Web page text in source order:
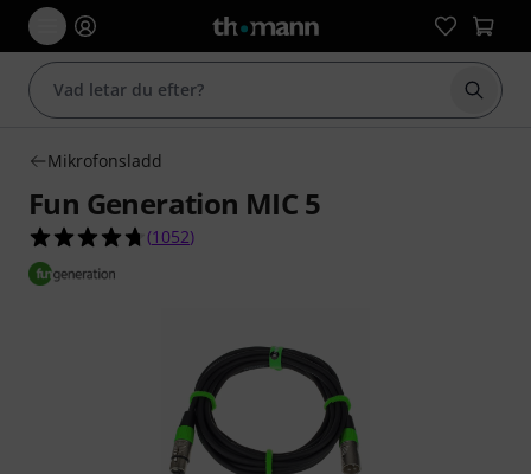
Börja
Mikrofonsladd
Fun Generation MIC 5
4.7 av 5 stjärnor från 1052 kundbetyg
(1052)